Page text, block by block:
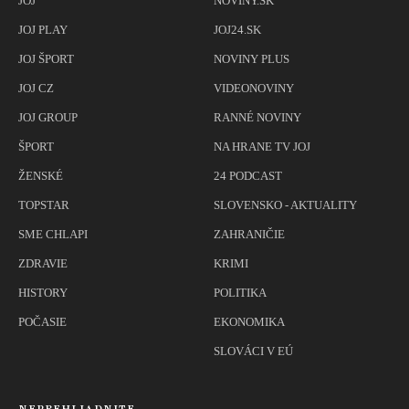
JOJ PLAY
JOJ ŠPORT
JOJ CZ
JOJ GROUP
ŠPORT
ŽENSKÉ
TOPSTAR
SME CHLAPI
ZDRAVIE
HISTORY
POČASIE
JOJ24.SK
NOVINY PLUS
VIDEONOVINY
RANNÉ NOVINY
NA HRANE TV JOJ
24 PODCAST
SLOVENSKO - AKTUALITY
ZAHRANIČIE
KRIMI
POLITIKA
EKONOMIKA
SLOVÁCI V EÚ